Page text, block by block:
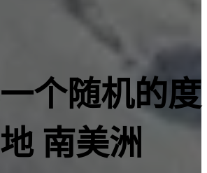
个随机的度
南美洲